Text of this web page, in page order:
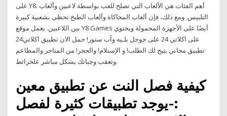
على Y8. أهم الفئات هي الألعاب التي تصلح للعب بواسطة لاعبين وألعاب
التلبيس. ومع ذلك، فإن ألعاب المحاكاة وألعاب الطبخ تحظى بشعبية كبيرة
بين اللاعبين. يعمل موقع Y8 Games أيضًا على الأجهزة المحمولة ويحتوي
على اكلاتي 24 على جوجل بلـيه وآب ستور! حمل الان تطبيق اكلاتي24
تطبيق مجاني يتيح لك الطلب! و الإستلام! والحجز! من المتاجر والمطاعم
وتعقب وجباتك بشكل مباشر علخرائط.
كيفية فصل النت عن تطبيق معين
:-يوجد تطبيقات كثيرة لفصل